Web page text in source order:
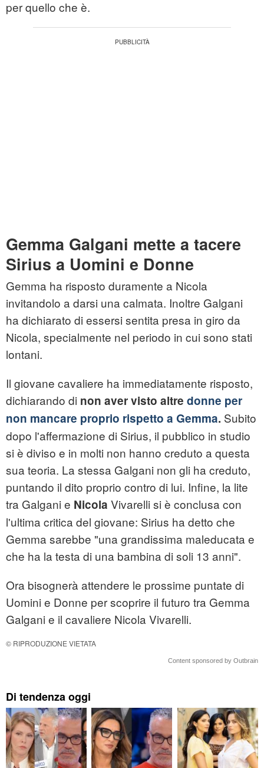
per quello che è.
Gemma Galgani mette a tacere
Sirius a Uomini e Donne
Gemma ha risposto duramente a Nicola
invitandolo a darsi una calmata. Inoltre Galgani
ha dichiarato di essersi sentita presa in giro da
Nicola, specialmente nel periodo in cui sono stati
lontani.
Il giovane cavaliere ha immediatamente risposto,
dichiarando di non aver visto altre donne per
non mancare proprio rispetto a Gemma. Subito
dopo l'affermazione di Sirius, il pubblico in studio
si è diviso e in molti non hanno creduto a questa
sua teoria. La stessa Galgani non gli ha creduto,
puntando il dito proprio contro di lui. Infine, la lite
tra Galgani e Nicola Vivarelli si è conclusa con
l'ultima critica del giovane: Sirius ha detto che
Gemma sarebbe "una grandissima maleducata e
che ha la testa di una bambina di soli 13 anni".
Ora bisognerà attendere le prossime puntate di
Uomini e Donne per scoprire il futuro tra Gemma
Galgani e il cavaliere Nicola Vivarelli.
© RIPRODUZIONE VIETATA
Content sponsored by Outbrain
Di tendenza oggi